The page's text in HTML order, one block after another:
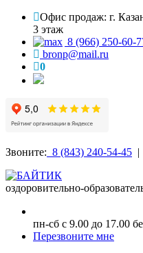
Офис продаж: г.
3 этаж
8 (966) 250-60-
bronp@mail.ru
0
Звоните: 8 (843) 240-54-45 |
оздоровительно-
пн-сб с 9.00 до 17.00
Перезвоните мне